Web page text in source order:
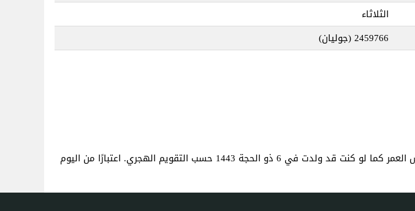
الثلاثاء
2459766(جوليان)
. هذا هو نفس العمر كما لو كنت قد ولدت في 6 ذو الحجة 1443 حسب التقويم الهجري. اعتبارًا من اليوم